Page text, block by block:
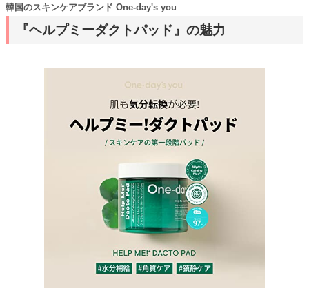
『ヘルプミーダクトパッド』の魅力
韓国のスキンケアブランド One-day's you